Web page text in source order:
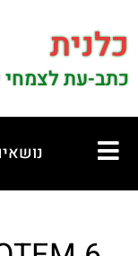
כלנית
כתב-עת